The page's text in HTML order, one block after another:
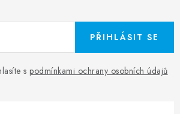
s podmínkami ochrany osobních údajů
PŘIHLÁSIT SE